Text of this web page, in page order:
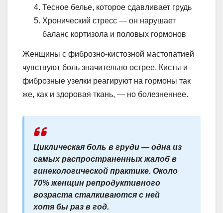
Тесное белье, которое сдавливает грудь
Хронический стресс — он нарушает
баланс кортизола и половых гормонов
Женщины с фиброзно-кистозной мастопатией
чувствуют боль значительно острее. Кисты и
фиброзные узелки реагируют на гормоны так
же, как и здоровая ткань, — но болезненнее.
Циклическая боль в груди — одна из
самых распространенных жалоб в
гинекологической практике. Около
70% женщин репродуктивного
возраста сталкиваются с ней
хотя бы раз в год.